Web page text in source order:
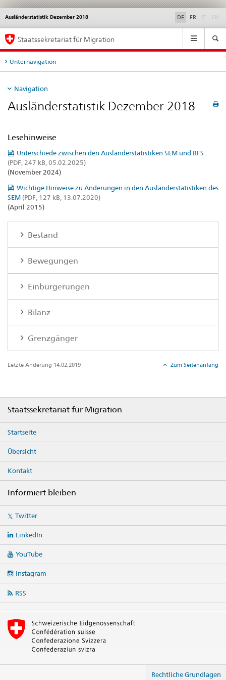
Ausländerstatistik Dezember 2018 DE FR
Service
Hauptnavigation
Staatssekretariat für Migration
Unternavigation
Navigation
Ausländerstatistik Dezember 2018
Lesehinweise
Unterschiede zwischen den Ausländerstatistiken SEM und BFS
(PDF, 247 kB, 05.02.2025)
(November 2024)
Wichtige Hinweise zu Änderungen in den Ausländerstatistiken des
SEM (PDF, 127 kB, 13.07.2020)
(April 2015)
Bestand
Bewegungen
Einbürgerungen
Bilanz
Grenzgänger
Letzte Änderung 14.02.2019 Zum Seitenanfang
Staatssekretariat für Migration
Startseite
Übersicht
Kontakt
Informiert bleiben
mediaTwitter
LinkedIn
YouTube
Instagram
RSS
Rechtliche Grundlagen